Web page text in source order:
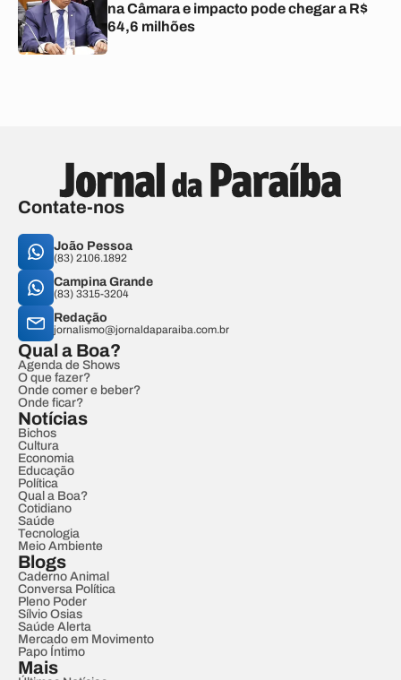
na Câmara e impacto pode chegar a R$
64,6 milhões
Contate-nos
João Pessoa
(83) 2106.1892
Campina Grande
(83) 3315-3204
Redação
jornalismo@jornaldaparaiba.com.br
Qual a Boa?
Agenda de Shows
O que fazer?
Onde comer e beber?
Onde ficar?
Notícias
Bichos
Cultura
Economia
Educação
Política
Qual a Boa?
Cotidiano
Saúde
Tecnologia
Meio Ambiente
Blogs
Caderno Animal
Conversa Política
Pleno Poder
Sílvio Osias
Saúde Alerta
Mercado em Movimento
Papo Íntimo
Mais